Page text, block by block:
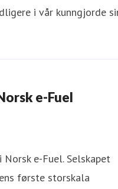
i vår kunngjorde
e-Fuel
e-Fuel. Selskapet
første storskala